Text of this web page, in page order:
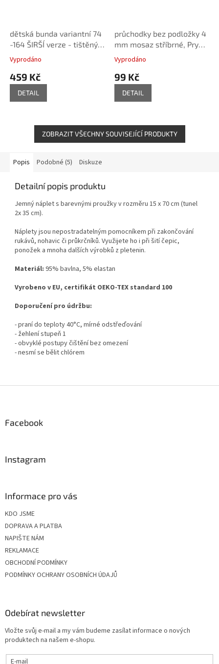
dětská bunda variantní 74
-164 ŠIRŠÍ verze - tištěný
střih Caramilla
Vyprodáno
459 Kč
DETAIL
průchodky bez podložky 4
mm mosaz stříbrné, Prym,
Vyprodáno
99 Kč
DETAIL
ZOBRAZIT VŠECHNY SOUVISEJÍCÍ PRODUKTY
Popis Podobné (5) Diskuze
Detailní popis produktu
Jemný náplet s barevnými proužky v rozměru 15 x 70 cm (tunel
2x 35 cm).
Náplety jsou nepostradatelným pomocníkem při zakončování
rukávů, nohavic či průkrčníků. Využijete ho i při šití čepic,
ponožek a mnoha dalších výrobků z pletenin.
Materiál: 95% bavlna, 5% elastan
Vyrobeno v EU, certifikát OEKO-TEX standard 100
Doporučení pro údržbu:
- praní do teploty 40°C, mírné odstřeďování
- žehlení stupeň 1
- obvyklé postupy čištění bez omezení
- nesmí se bělit chlórem
Facebook
Instagram
Informace pro vás
KDO JSME
DOPRAVA A PLATBA
NAPIŠTE NÁM
REKLAMACE
OBCHODNÍ PODMÍNKY
PODMÍNKY OCHRANY OSOBNÍCH ÚDAJŮ
Odebírat newsletter
Vložte svůj e-mail a my vám budeme zasílat informace o nových
produktech na našem e-shopu.
E-mail